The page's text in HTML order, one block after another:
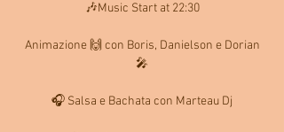
🎶Music Start at 22:30
Animazione 🙌 con Boris, Danielson e Dorian
🎤
🎧 Salsa e Bachata con Marteau Dj